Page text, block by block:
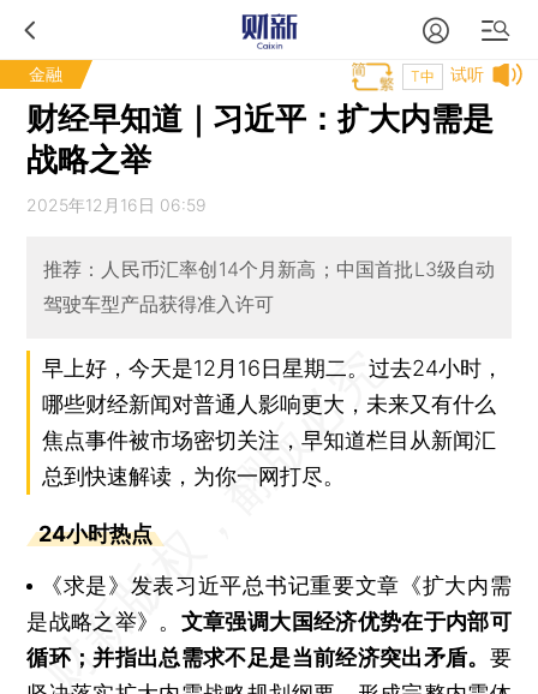
金融 试听
T中
财经早知道｜习近平：扩大内需是
战略之举
2025年12月16日 06:59
推荐：人民币汇率创14个月新高；中国首批L3级自动
驾驶车型产品获得准入许可
早上好，今天是12月16日星期二。过去24小时，
哪些财经新闻对普通人影响更大，未来又有什么
焦点事件被市场密切关注，早知道栏目从新闻汇
总到快速解读，为你一网打尽。
24小时热点
《求是》发表习近平总书记重要文章《扩大内需
是战略之举》。 文章强调大国经济优势在于内部可
循环；并指出总需求不足是当前经济突出矛盾。 要